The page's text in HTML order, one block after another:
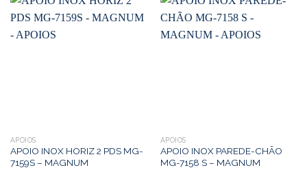
APOIOS
APOIO INOX HORIZ 2 PDS MG-
7159S – MAGNUM
APOIOS
APOIO INOX PAREDE-CHÃO
MG-7158 S – MAGNUM